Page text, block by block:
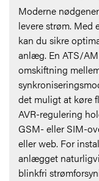
Moderne
levere strøm. Med
kan du sikre
anlæg. En ATS/
omskiftning
det muligt at køre
AVR-regulering
GSM- eller SIM-
eller web. For
anlægget
blinkfri